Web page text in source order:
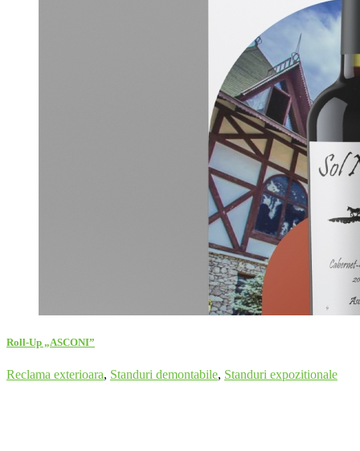
Roll-Up „ASCONI”
Reclama exterioara, Standuri demontabile, Standuri expozitionale